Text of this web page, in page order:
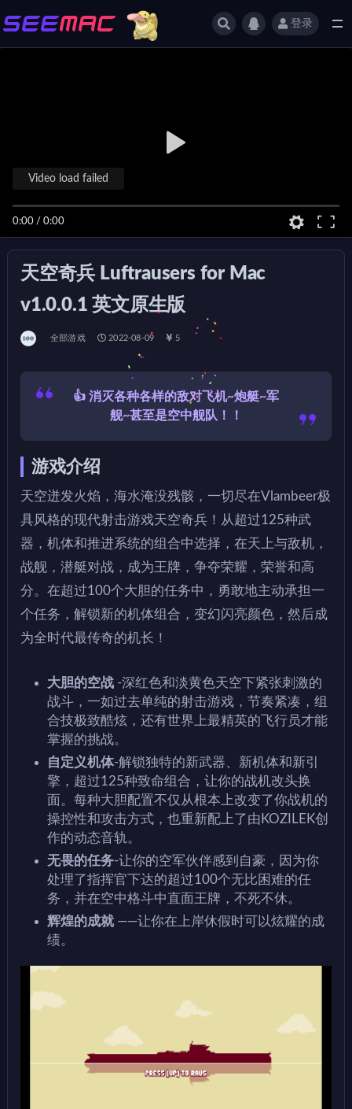
登录
0:00 / 0:00
Video load failed
天空奇兵 Luftrausers for Mac
v1.0.0.1 英文原生版
全部游戏 2022-08-09 5
👍 消灭各种各样的敌对飞机~炮艇~军
舰~甚至是空中舰队！！
游戏介绍
天空迸发火焰，海水淹没残骸，一切尽在Vlambeer极
具风格的现代射击游戏天空奇兵！从超过125种武
器，机体和推进系统的组合中选择，在天上与敌机，
战舰，潜艇对战，成为王牌，争夺荣耀，荣誉和高
分。在超过100个大胆的任务中，勇敢地主动承担一
个任务，解锁新的机体组合，变幻闪亮颜色，然后成
为全时代最传奇的机长！
大胆的空战 -深红色和淡黄色天空下紧张刺激的
战斗，一如过去单纯的射击游戏，节奏紧凑，组
合技极致酷炫，还有世界上最精英的飞行员才能
掌握的挑战。
自定义机体-解锁独特的新武器、新机体和新引
擎，超过125种致命组合，让你的战机改头换
面。每种大胆配置不仅从根本上改变了你战机的
操控性和攻击方式，也重新配上了由KOZILEK创
作的动态音轨。
无畏的任务-让你的空军伙伴感到自豪，因为你
处理了指挥官下达的超过100个无比困难的任
务，并在空中格斗中直面王牌，不死不休。
辉煌的成就 ——让你在上岸休假时可以炫耀的成
绩。